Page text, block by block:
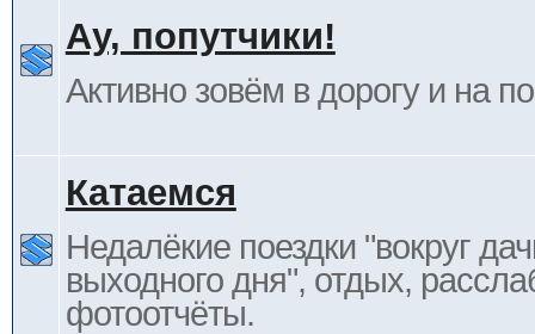
Ау, попутчики!
Активно зовём в дорогу и на
Катаемся
Недалёкие поездки "вокруг
выходного дня", отдых,
фотоотчёты.